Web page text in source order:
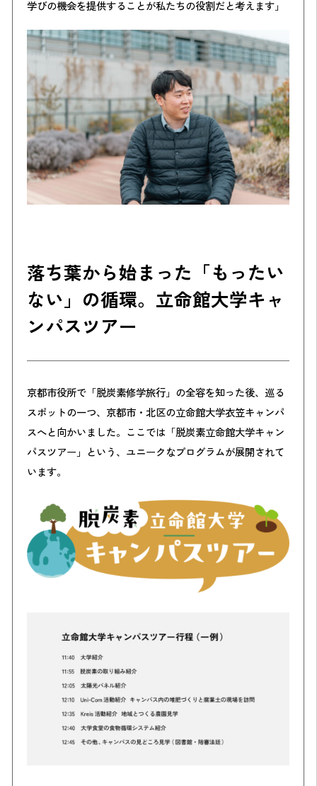
学びの機会を提供することが私たちの役割だと考えます」
落ち葉から始まった「もったい
ない」の循環。立命館大学キャ
ンパスツアー
京都市役所で「脱炭素修学旅行」の全容を知った後、巡る
スポットの一つ、京都市・北区の立命館大学衣笠キャンパ
スへと向かいました。ここでは「脱炭素立命館大学キャン
パスツアー」という、ユニークなプログラムが展開されて
います。